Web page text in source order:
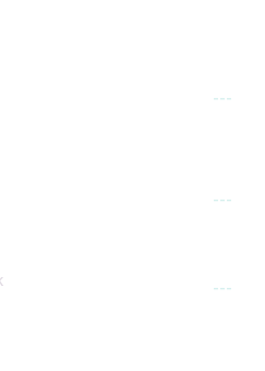
---
---
---